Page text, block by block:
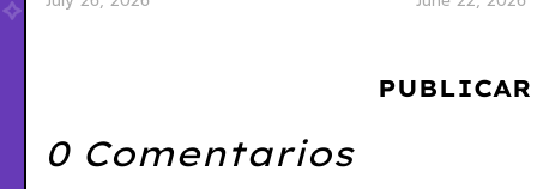
0 Comentarios